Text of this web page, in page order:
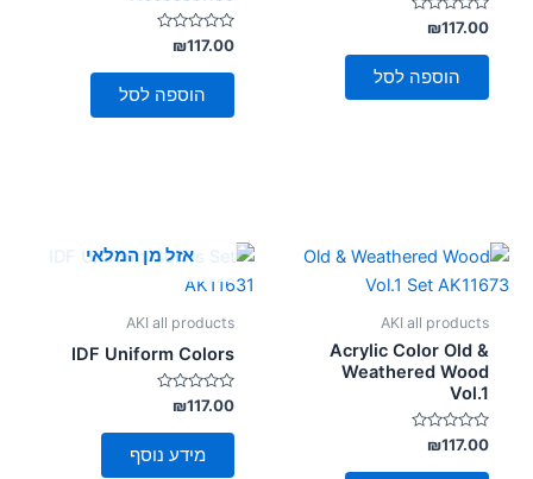
דורג
0
מתוך
₪117.00
הוספה לסל
דורג
0
מתוך
₪117.00
הוספה לסל
AKI all products
Acrylic Color Old &
Weathered Wood
Vol.1
דורג
0
מתוך
₪117.00
אזל מן המלאי
AKI all products
IDF Uniform Colors
דורג
0
מתוך
₪117.00
מידע נוסף